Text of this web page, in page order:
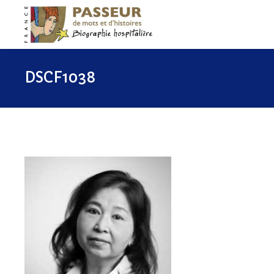
DSCF1038